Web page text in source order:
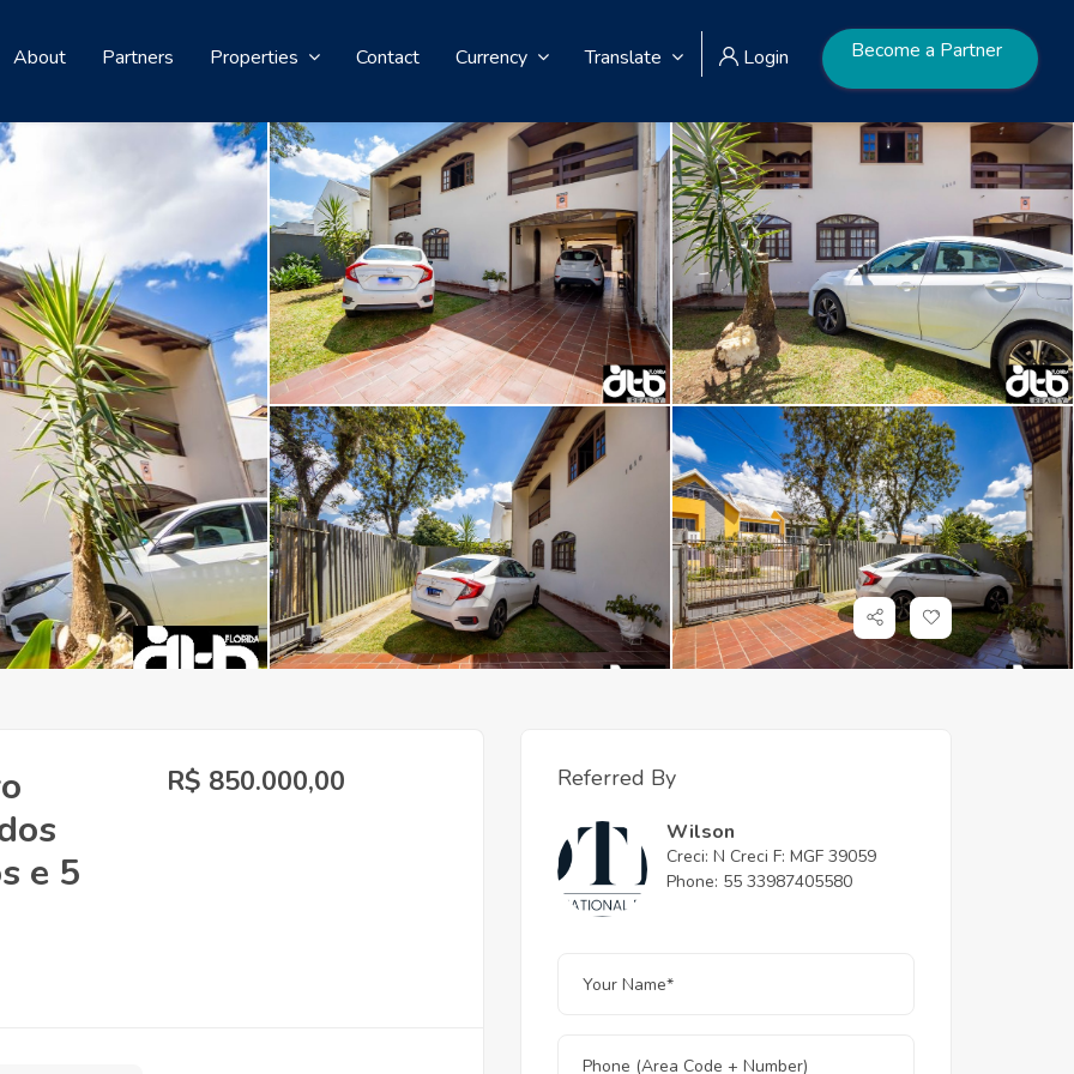
About Partners Properties Contact Currency Translate Login Become a Partner
e 5
R$ 850.000,00 Referred By
Wilson
Creci: N Creci F: MGF 39059
Phone: 55 33987405580